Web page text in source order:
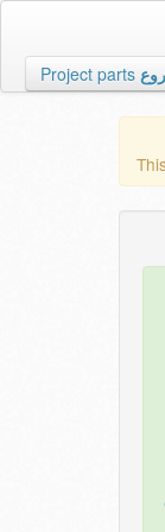
Project parts